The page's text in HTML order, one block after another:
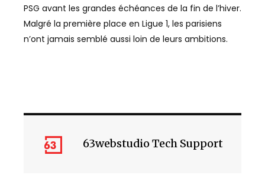
PSG avant les grandes échéances de la fin de l’hiver.
Malgré la première place en Ligue 1, les parisiens
n’ont jamais semblé aussi loin de leurs ambitions.
63webstudio Tech Support